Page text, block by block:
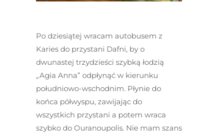
Po dziesiątej wracam autobusem z
Karies do przystani Dafni, by o
dwunastej trzydzieści szybką łodzią
„Agia Anna” odpłynąć w kierunku
południowo-wschodnim. Płynie do
końca półwyspu, zawijając do
wszystkich przystani a potem wraca
szybko do Ouranoupolis. Nie mam szans